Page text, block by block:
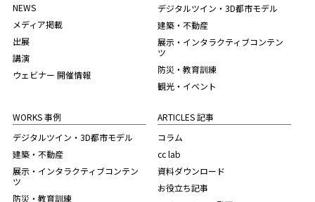
NEWS
メディア掲載
出展
講演
ウェビナー 開催情報
WORKS 事例
デジタルツイン・3D都市モデル
建築・不動産
展示・インタラクティブコンテン
ツ
防災・教育訓練
デジタルツイン・3D都市モデル
建築・不動産
展示・インタラクティブコンテン
ツ
防災・教育訓練
観光・イベント
ARTICLES 記事
コラム
cc lab
資料ダウンロード
お役立ち記事